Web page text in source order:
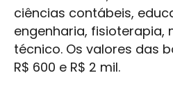
ciências contábeis,
engenharia, fisioterapia,
técnico. Os valores das
R$ 600 e R$ 2 mil.